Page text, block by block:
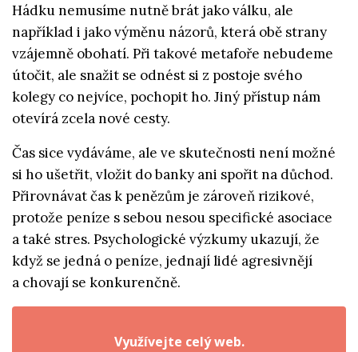
Hádku nemusíme nutně brát jako válku, ale
například i jako výměnu názorů, která obě strany
vzájemně obohatí. Při takové metafoře nebudeme
útočit, ale snažit se odnést si z postoje svého
kolegy co nejvíce, pochopit ho. Jiný přístup nám
otevírá zcela nové cesty.
Čas sice vydáváme, ale ve skutečnosti není možné
si ho ušetřit, vložit do banky ani spořit na důchod.
Přirovnávat čas k penězům je zároveň rizikové,
protože peníze s sebou nesou specifické asociace
a také stres. Psychologické výzkumy ukazují, že
když se jedná o peníze, jednají lidé agresivnějí
a chovají se konkurenčně.
Využívejte celý web.